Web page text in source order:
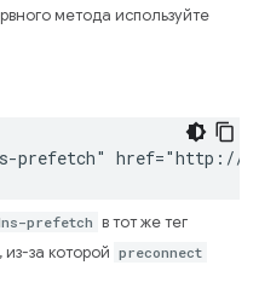
метода используйте
prefetch" href="http://
prefetch в тот же тег
за которой preconnect